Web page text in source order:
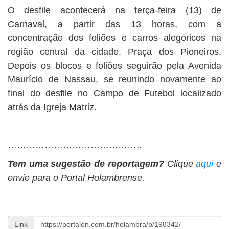
O desfile acontecerá na terça-feira (13) de
Carnaval, a partir das 13 horas, com a
concentração dos foliões e carros alegóricos na
região central da cidade, Praça dos Pioneiros.
Depois os blocos e foliões seguirão pela Avenida
Maurício de Nassau, se reunindo novamente ao
final do desfile no Campo de Futebol localizado
atrás da Igreja Matriz.
……………………………………..
Tem uma sugestão de reportagem?Cliqueaquie
envie para o Portal Holambrense.
Link